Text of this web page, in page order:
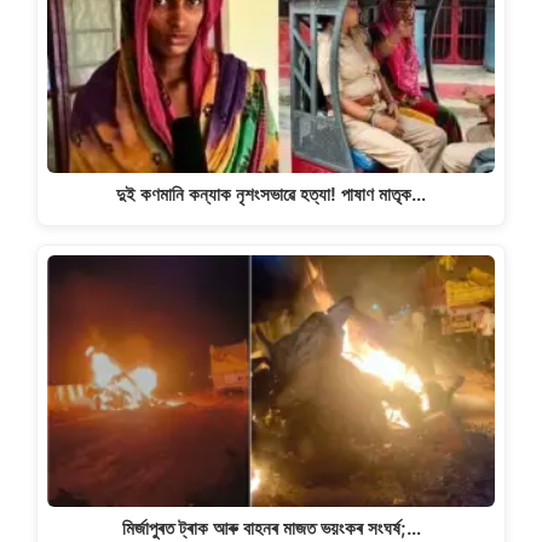
দুই কণমানি কন্যাক নৃশংসভাৱে হত্যা! পাষাণ মাতৃক…
মিৰ্জাপুৰত ট্ৰাক আৰু বাহনৰ মাজত ভয়ংকৰ সংঘৰ্ষ;…